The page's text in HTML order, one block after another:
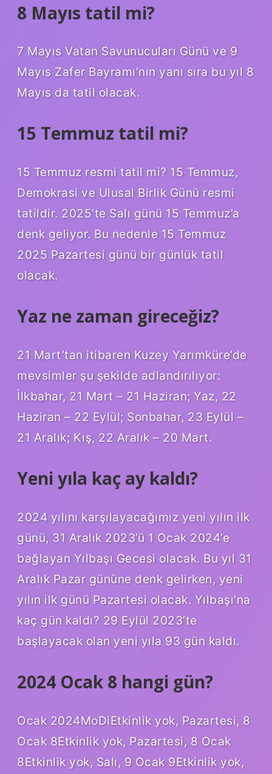
8 Mayıs tatil mi?
7 Mayıs Vatan Savunucuları Günü ve 9
Mayıs Zafer Bayramı’nın yanı sıra bu yıl 8
Mayıs da tatil olacak.
15 Temmuz tatil mi?
15 Temmuz resmi tatil mi? 15 Temmuz,
Demokrasi ve Ulusal Birlik Günü resmi
tatildir. 2025’te Salı günü 15 Temmuz’a
denk geliyor. Bu nedenle 15 Temmuz
2025 Pazartesi günü bir günlük tatil
olacak.
Yaz ne zaman gireceğiz?
21 Mart’tan itibaren Kuzey Yarımküre’de
mevsimler şu şekilde adlandırılıyor:
İlkbahar, 21 Mart – 21 Haziran; Yaz, 22
Haziran – 22 Eylül; Sonbahar, 23 Eylül –
21 Aralık; Kış, 22 Aralık – 20 Mart.
Yeni yıla kaç ay kaldı?
2024 yılını karşılayacağımız yeni yılın ilk
günü, 31 Aralık 2023’ü 1 Ocak 2024’e
bağlayan Yılbaşı Gecesi olacak. Bu yıl 31
Aralık Pazar gününe denk gelirken, yeni
yılın ilk günü Pazartesi olacak. Yılbaşı’na
kaç gün kaldı? 29 Eylül 2023’te
başlayacak olan yeni yıla 93 gün kaldı.
2024 Ocak 8 hangi gün?
Ocak 2024MoDiEtkinlik yok, Pazartesi, 8
Ocak 8Etkinlik yok, Pazartesi, 8 Ocak
8Etkinlik yok, Salı, 9 Ocak 9Etkinlik yok,